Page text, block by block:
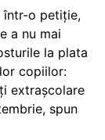
într-o petiție,
a nu mai
la plata
copiilor:
extrașcolare
spun